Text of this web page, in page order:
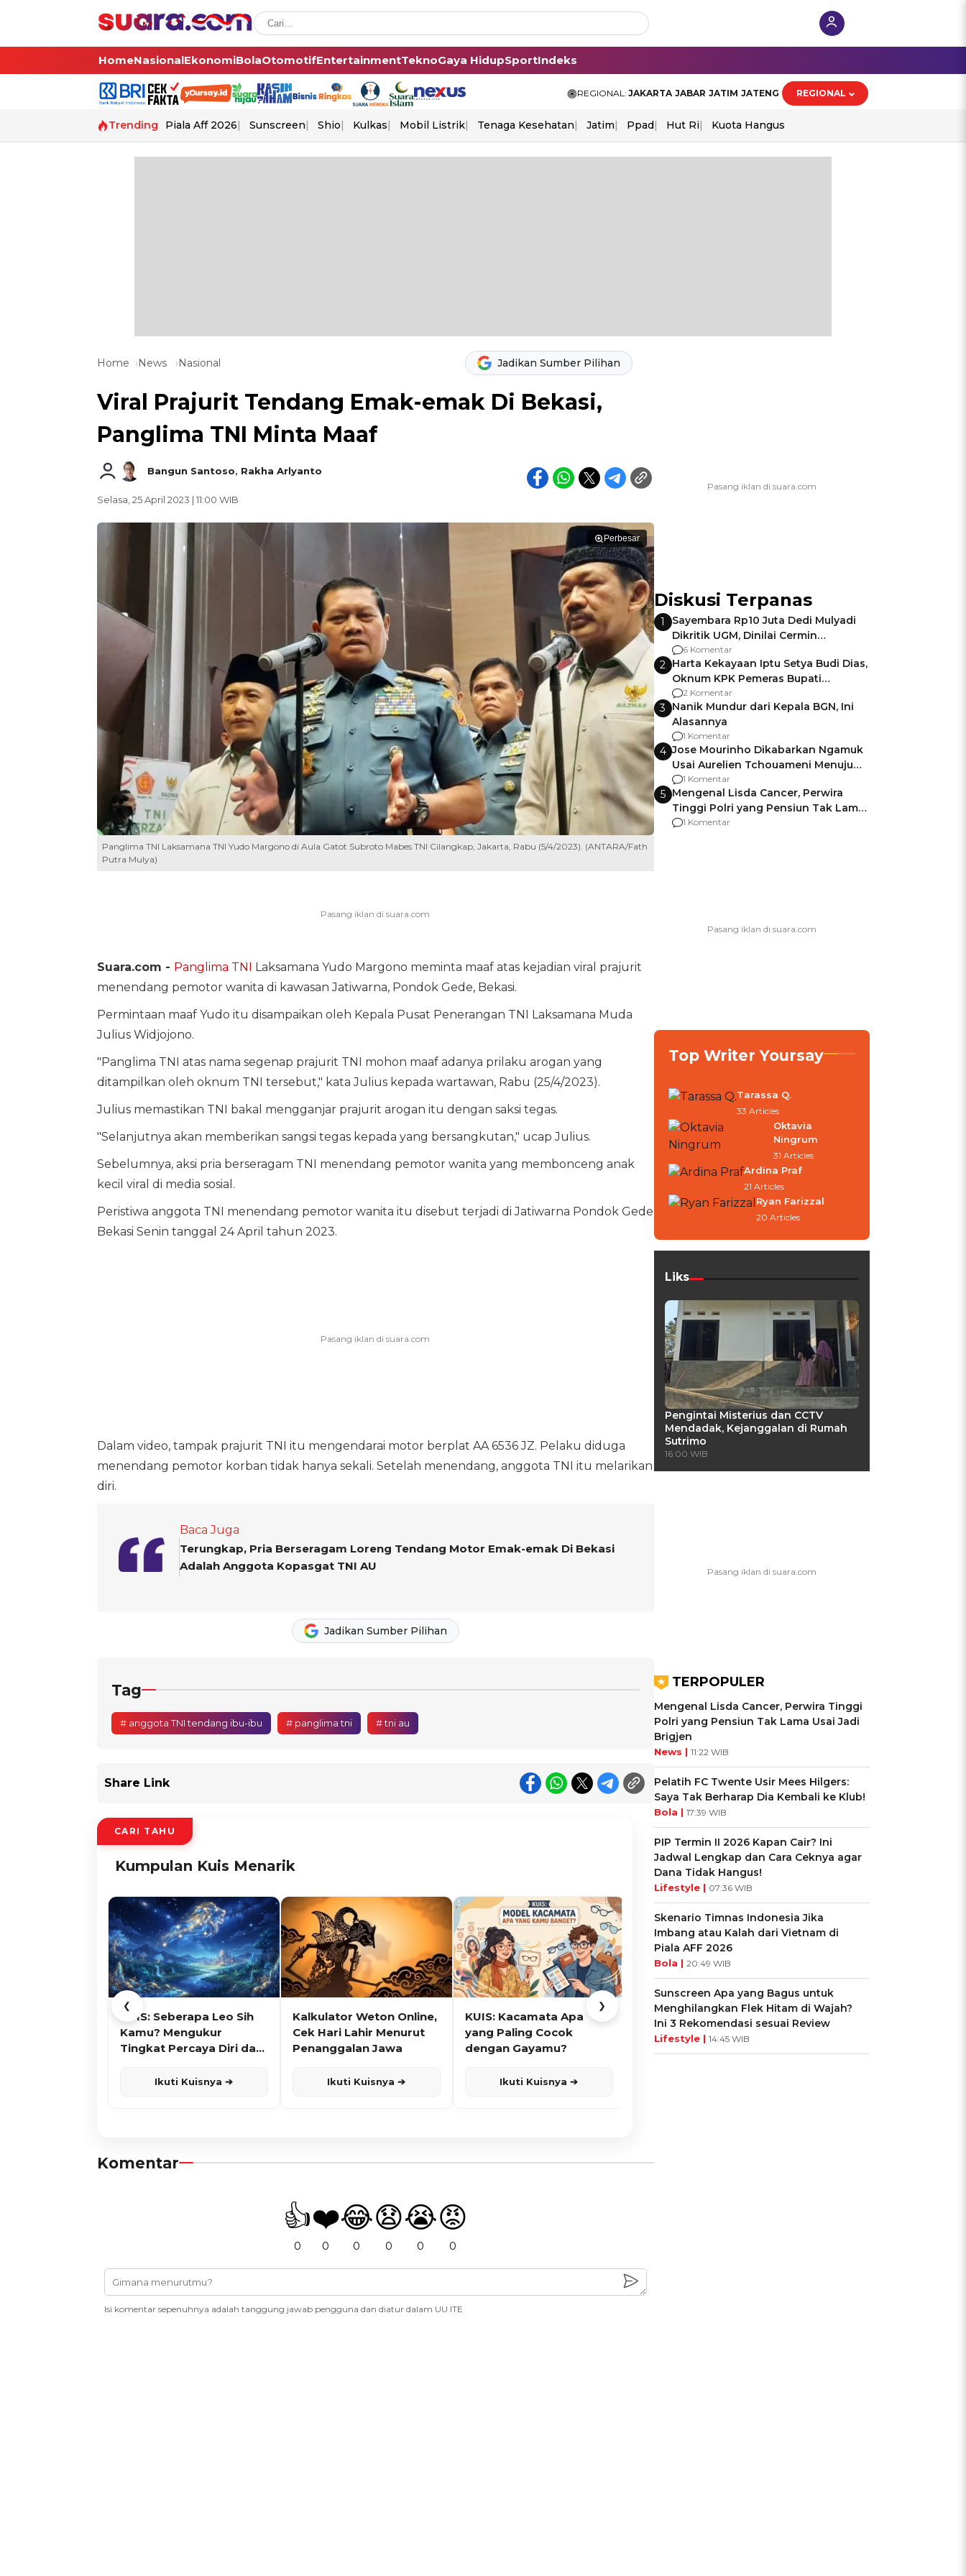
HomeNasionalEkonomiBolaOtomotifEntertainmentTeknoGaya HidupSportIndeks
REGIONAL: JAKARTA JABAR JATIM JATENG REGIONAL
Trending Piala Aff 2026 Sunscreen Shio Kulkas Mobil Listrik Tenaga Kesehatan Jatim Ppad Hut Ri Kuota Hangus
Home News Nasional Jadikan Sumber Pilihan
Viral Prajurit Tendang Emak-emak Di Bekasi,
Panglima TNI Minta Maaf
Bangun Santoso, Rakha Arlyanto
Selasa, 25 April 2023 | 11:00 WIB
Perbesar
Panglima TNI Laksamana TNI Yudo Margono di Aula Gatot Subroto Mabes TNI Cilangkap, Jakarta, Rabu (5/4/2023). (ANTARA/Fath
Putra Mulya)
Suara.com - Panglima TNI Laksamana Yudo Margono meminta maaf atas kejadian viral prajurit
menendang pemotor wanita di kawasan Jatiwarna, Pondok Gede, Bekasi.
Permintaan maaf Yudo itu disampaikan oleh Kepala Pusat Penerangan TNI Laksamana Muda
Julius Widjojono.
"Panglima TNI atas nama segenap prajurit TNI mohon maaf adanya prilaku arogan yang
ditampilkan oleh oknum TNI tersebut," kata Julius kepada wartawan, Rabu (25/4/2023).
Julius memastikan TNI bakal mengganjar prajurit arogan itu dengan saksi tegas.
"Selanjutnya akan memberikan sangsi tegas kepada yang bersangkutan," ucap Julius.
Sebelumnya, aksi pria berseragam TNI menendang pemotor wanita yang membonceng anak
kecil viral di media sosial.
Peristiwa anggota TNI menendang pemotor wanita itu disebut terjadi di Jatiwarna Pondok Gede
Bekasi Senin tanggal 24 April tahun 2023.
Dalam video, tampak prajurit TNI itu mengendarai motor berplat AA 6536 JZ. Pelaku diduga
menendang pemotor korban tidak hanya sekali. Setelah menendang, anggota TNI itu melarikan
diri.
Baca Juga
Terungkap, Pria Berseragam Loreng Tendang Motor Emak-emak Di Bekasi
Adalah Anggota Kopasgat TNI AU
Jadikan Sumber Pilihan
Tag
# anggota TNI tendang ibu-ibu # panglima tni # tni au
Share Link
CARI TAHU
Kumpulan Kuis Menarik
❮
KUIS: Seberapa Leo Sih
Kamu? Mengukur
Tingkat Percaya Diri dan
Ikuti Kuisnya ➔
Kalkulator Weton Online,
Cek Hari Lahir Menurut
Penanggalan Jawa
Ikuti Kuisnya ➔
KUIS: Kacamata Apa
yang Paling Cocok
dengan Gayamu?
Ikuti Kuisnya ➔
KUIS: Sepatu Mana yang
Cocok dengan
Kepribadianmu?
KUIS: Seberapa Kenal
❯
Komentar
👍
0
❤️
0
😂
0
😧
0
😭
0
😡
0
Isi komentar sepenuhnya adalah tanggung jawab pengguna dan diatur dalam UU ITE
Diskusi Terpanas
1
Sayembara Rp10 Juta Dedi Mulyadi
Dikritik UGM, Dinilai Cermin
Gagalnya Negara Jamin Keamanan
6 Komentar
2 Harta Kekayaan Iptu Setya Budi Dias,
Oknum KPK Pemeras Bupati
Pemalang
2 Komentar
3 Nanik Mundur dari Kepala BGN, Ini
Alasannya
1 Komentar
4 Jose Mourinho Dikabarkan Ngamuk
Usai Aurelien Tchouameni Menuju
Manchester United
1 Komentar
5 Mengenal Lisda Cancer, Perwira
Tinggi Polri yang Pensiun Tak Lama
Usai Jadi Brigjen
1 Komentar
Top Writer Yoursay
Tarassa Q.
33 Articles
Oktavia
Ningrum
31 Articles
Ardina Praf
21 Articles
Ryan Farizzal
20 Articles
Liks
Pengintai Misterius dan CCTV
Mendadak, Kejanggalan di Rumah
Sutrimo
16:00 WIB
TERPOPULER
Mengenal Lisda Cancer, Perwira Tinggi
Polri yang Pensiun Tak Lama Usai Jadi
Brigjen
News | 11:22 WIB
Pelatih FC Twente Usir Mees Hilgers:
Saya Tak Berharap Dia Kembali ke Klub!
Bola | 17:39 WIB
PIP Termin II 2026 Kapan Cair? Ini
Jadwal Lengkap dan Cara Ceknya agar
Dana Tidak Hangus!
Lifestyle | 07:36 WIB
Skenario Timnas Indonesia Jika
Imbang atau Kalah dari Vietnam di
Piala AFF 2026
Bola | 20:49 WIB
Sunscreen Apa yang Bagus untuk
Menghilangkan Flek Hitam di Wajah?
Ini 3 Rekomendasi sesuai Review
Lifestyle | 14:45 WIB